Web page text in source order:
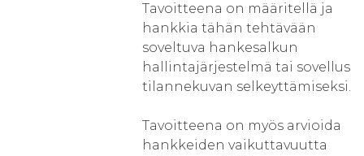
Tavoitteena on määritellä ja
hankkia tähän tehtävään
soveltuva hankesalkun
hallintajärjestelmä tai sovellus
tilannekuvan selkeyttämiseksi.
Tavoitteena on myös arvioida
hankkeiden vaikuttavuutta